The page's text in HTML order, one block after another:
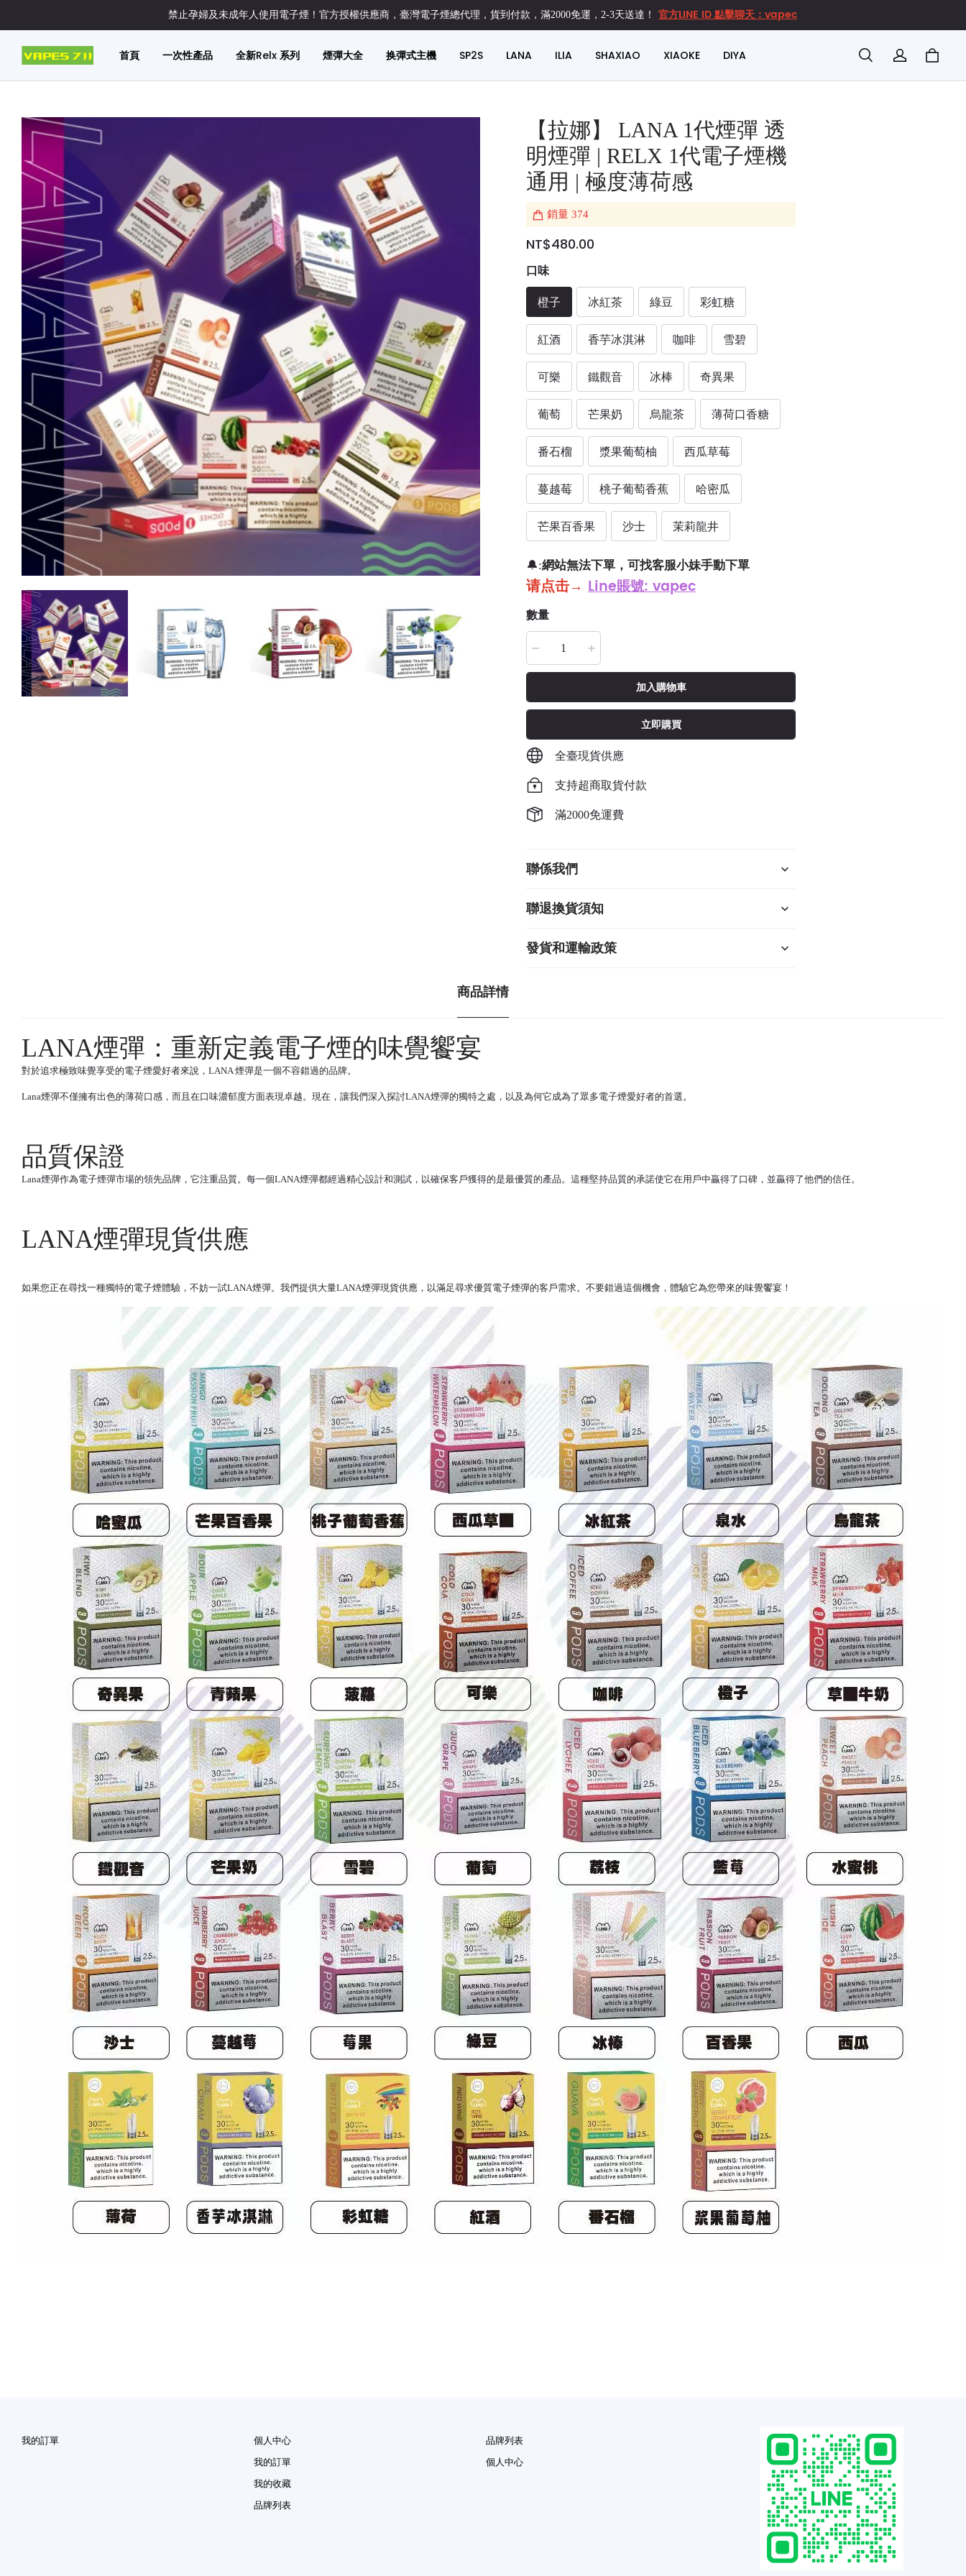
禁止孕婦及未成年人使用電子煙！官方授權供應商，臺灣電子煙總代理，貨到付款，滿2000免運，2-3天送達！ 官方LINE ID 點擊聊天：vapec
首頁 一次性產品 全新Relx 系列 煙彈大全 换彈式主機 SP2S LANA ILIA SHAXIAO XIAOKE DIYA
【拉娜】 LANA 1代煙彈 透
明煙彈 | RELX 1代電子煙機
通用 | 極度薄荷感
銷量 374
NT$480.00
口味
橙子 冰紅茶 綠豆 彩虹糖
紅酒 香芋冰淇淋 咖啡 雪碧
可樂 鐵觀音 冰棒 奇異果
葡萄 芒果奶 烏龍茶 薄荷口香糖
番石榴 漿果葡萄柚 西瓜草莓
蔓越莓 桃子葡萄香蕉 哈密瓜
芒果百香果 沙士 茉莉龍井
🔔:網站無法下單，可找客服小妹手動下單
请点击→ Line賬號: vapec
數量
加入購物車
立即購買
全臺現貨供應
支持超商取貨付款
滿2000免運費
聯係我們
聯退換貨須知
發貨和運輸政策
商品詳情
LANA煙彈：重新定義電子煙的味覺饗宴
對於追求極致味覺享受的電子煙愛好者來說，LANA 煙彈是一個不容錯過的品牌。
Lana煙彈不僅擁有出色的薄荷口感，而且在口味濃郁度方面表現卓越。現在，讓我們深入探討LANA煙彈的獨特之處，以及為何它成為了眾多電子煙愛好者的首選。
品質保證
Lana煙彈作為電子煙彈市場的領先品牌，它注重品質。每一個LANA煙彈都經過精心設計和測試，以確保客戶獲得的是最優質的產品。這種堅持品質的承諾使它在用戶中贏得了口碑，並贏得了他們的信任。
LANA煙彈現貨供應
如果您正在尋找一種獨特的電子煙體驗，不妨一試LANA煙彈。我們提供大量LANA煙彈現貨供應，以滿足尋求優質電子煙彈的客戶需求。不要錯過這個機會，體驗它為您帶來的味覺饗宴！
我的訂單
個人中心
我的訂單
我的收藏
品牌列表
品牌列表
個人中心